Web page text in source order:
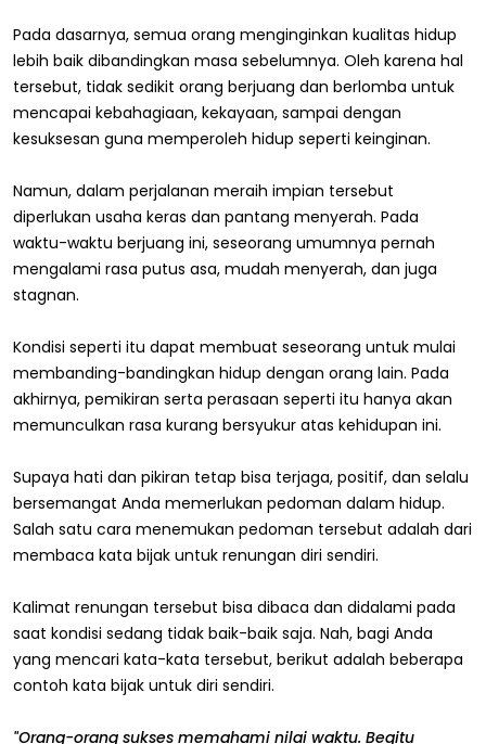
Pada dasarnya, semua orang menginginkan kualitas hidup
lebih baik dibandingkan masa sebelumnya. Oleh karena hal
tersebut, tidak sedikit orang berjuang dan berlomba untuk
mencapai kebahagiaan, kekayaan, sampai dengan
kesuksesan guna memperoleh hidup seperti keinginan.
Namun, dalam perjalanan meraih impian tersebut
diperlukan usaha keras dan pantang menyerah. Pada
waktu-waktu berjuang ini, seseorang umumnya pernah
mengalami rasa putus asa, mudah menyerah, dan juga
stagnan.
Kondisi seperti itu dapat membuat seseorang untuk mulai
membanding-bandingkan hidup dengan orang lain. Pada
akhirnya, pemikiran serta perasaan seperti itu hanya akan
memunculkan rasa kurang bersyukur atas kehidupan ini.
Supaya hati dan pikiran tetap bisa terjaga, positif, dan selalu
bersemangat Anda memerlukan pedoman dalam hidup.
Salah satu cara menemukan pedoman tersebut adalah dari
membaca kata bijak untuk renungan diri sendiri.
Kalimat renungan tersebut bisa dibaca dan didalami pada
saat kondisi sedang tidak baik-baik saja. Nah, bagi Anda
yang mencari kata-kata tersebut, berikut adalah beberapa
contoh kata bijak untuk diri sendiri.
"Orang-orang sukses memahami nilai waktu. Begitu